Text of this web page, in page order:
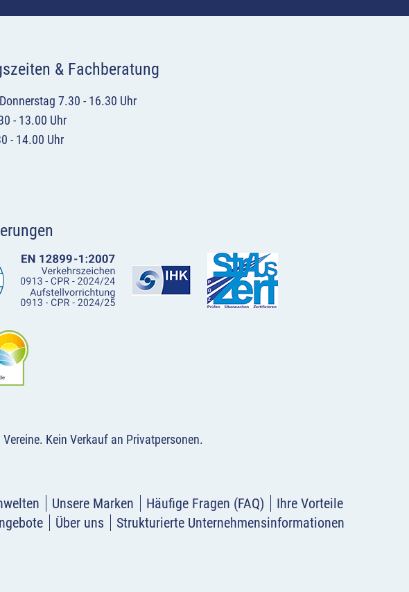
& Fachberatung
7.30 - 16.30 Uhr
- 13.00 Uhr
- 14.00 Uhr
Kein Verkauf an Privatpersonen.
Unsere Marken Häufige Fragen (FAQ)
Ihre Vorteile
Über uns Strukturierte Unternehmensinformationen